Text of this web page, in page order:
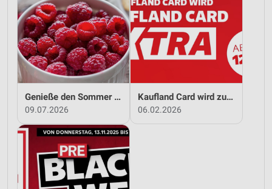
Genieße den Sommer mit Kaufland!
09.07.2026
Kaufland Card wird zu Kaufland Card XTRA!
06.02.2026